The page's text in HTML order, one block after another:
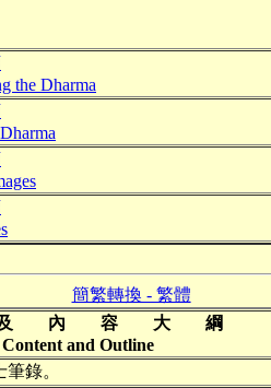
the Dharma
簡繁轉換 - 繁體
內 容 大 綱
and Outline
錄。